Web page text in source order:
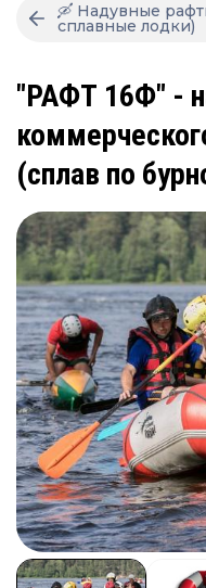
🛶 Надувные
сплавные лодки)
"РАФТ 16Ф" -
(сплав по